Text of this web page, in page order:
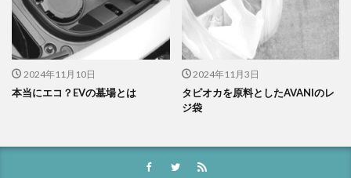
2024年11月10日
本当にエコ？EVの墓場とは
2024年11月3日
タピオカを原料としたAVANIのレ
ジ袋